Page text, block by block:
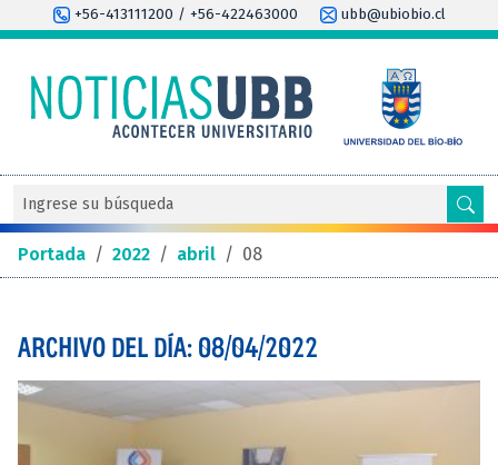
+56-413111200 / +56-422463000 ubb@ubiobio.cl
Portada / 2022 / abril / 08
ARCHIVO DEL DÍA: 08/04/2022